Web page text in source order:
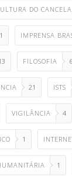
DO
1 IMPRENSA
FILOSOFIA 6
21 ISTS
VIGILÂNCIA 4
1
1